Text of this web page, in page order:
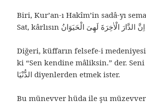
Biri, Kur’an-ı Hakîm’in sadâ-yı
Diğeri, küffarın felsefe-i
ki “Sen kendine mâliksin.” der. Seni اِنْ هِىَ اِلَّا حَيَاتُنَا
الدُّنْيَا diyenlerden etmek ister.
Bu münevver hüda ile şu